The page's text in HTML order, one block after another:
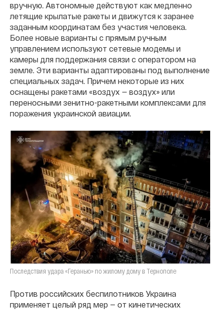
вручную. Автономные действуют как медленно
летящие крылатые ракеты и движутся к заранее
заданным координатам без участия человека.
Более новые варианты с прямым ручным
управлением используют сетевые модемы и
камеры для поддержания связи с оператором на
земле. Эти варианты адаптированы под выполнение
специальных задач. Причем некоторые из них
оснащены ракетами «воздух — воздух» или
переносными зенитно-ракетными комплексами для
поражения украинской авиации.
Последствия удара «Геранью» по жилому дому в Тернополе
Против российских беспилотников Украина
применяет целый ряд мер — от кинетических